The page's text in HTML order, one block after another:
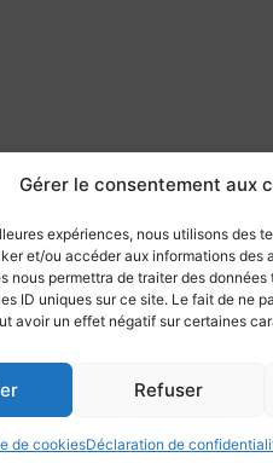
Gérer le consentement aux
expériences, nous utilisons des
et/ou accéder aux informations des
nous permettra de traiter des
ID uniques sur ce site. Le fait de ne
avoir un effet négatif sur certaines
Refuser
de cookiesDéclaration de
et pour chaque exercice un